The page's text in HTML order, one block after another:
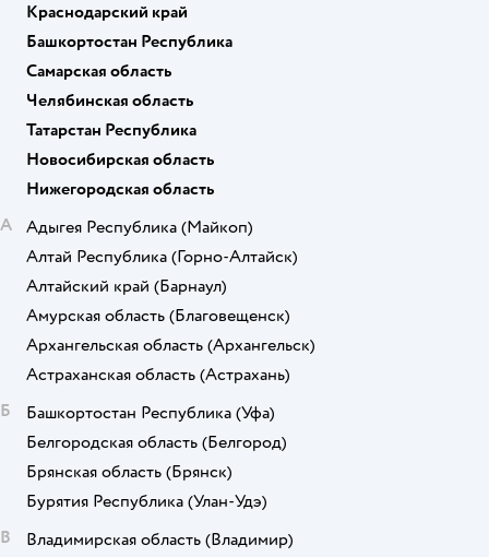
Краснодарский край
Башкортостан Республика
Самарская область
Челябинская область
Татарстан Республика
Новосибирская область
Нижегородская область
А
Адыгея Республика (Майкоп)
Алтай Республика (Горно-Алтайск)
Алтайский край (Барнаул)
Амурская область (Благовещенск)
Архангельская область (Архангельск)
Астраханская область (Астрахань)
Б
Башкортостан Республика (Уфа)
Белгородская область (Белгород)
Брянская область (Брянск)
Бурятия Республика (Улан-Удэ)
В
Владимирская область (Владимир)